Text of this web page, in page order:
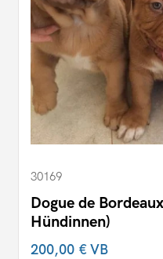
30169
Dogue de
Hündinnen)
200,00 €VB